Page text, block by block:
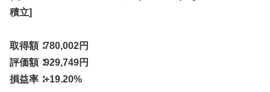
積立]
取得額 ∶780,002円
評価額 ∶929,749円
損益率 ∶+19.20%